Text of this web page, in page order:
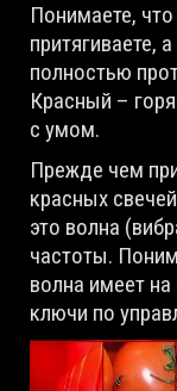
Понимаете,
притягиваете,
полностью
Красный –
с умом.
Прежде чем
красных
это волна
частоты.
волна имеет
ключи по